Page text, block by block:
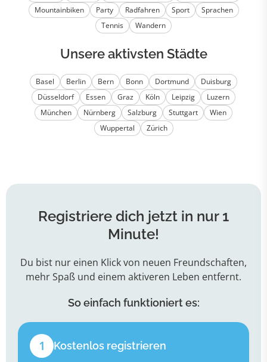
Mountainbiken
Party Radfahren Sport
Sprachen
Tennis
Wandern
Unsere aktivsten Städte
Basel Berlin Bern Bonn Dortmund
Duisburg
Düsseldorf
Essen Graz Köln Leipzig
Luzern
München
Nürnberg Salzburg Stuttgart
Wien
Wuppertal
Zürich
Registriere dich jetzt in nur 1
Minute!
Du bist nur einen Klick von neuen Freundschaften,
mehr Spaß und einem aktiveren Leben entfernt.
So einfach funktioniert es:
1 Kostenlos registrieren